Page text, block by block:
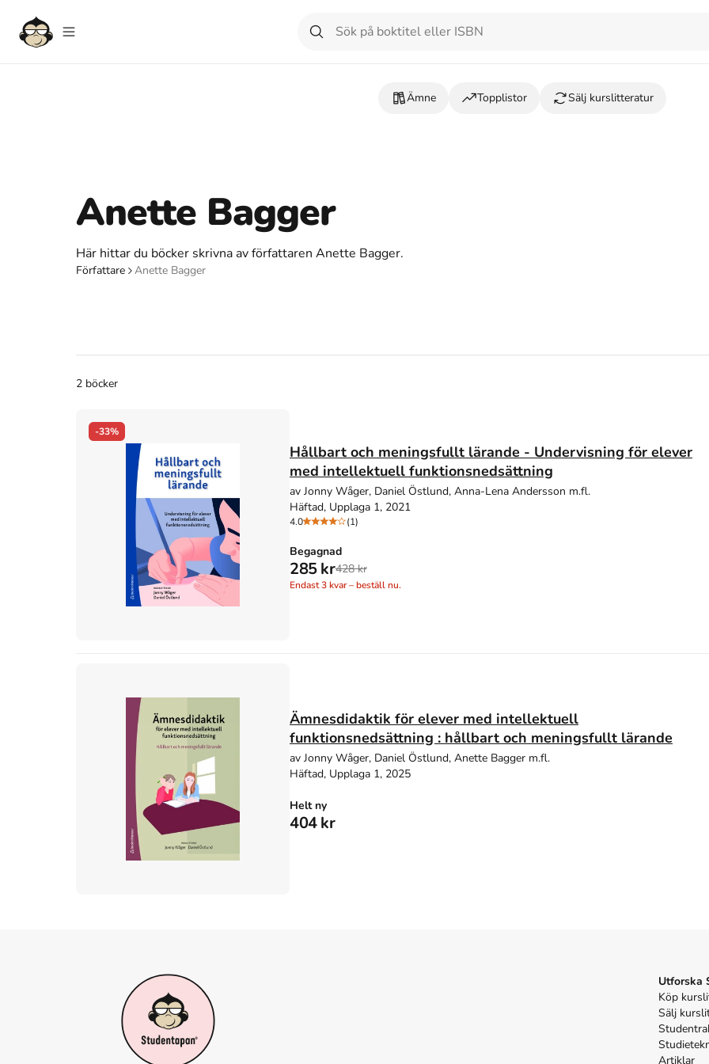
Ämne Topplistor Sälj kurslitteratur
Anette Bagger
Här hittar du böcker skrivna av författaren Anette Bagger.
Författare Anette Bagger
2 böcker
-33%
Hållbart och meningsfullt lärande - Undervisning för elever
med intellektuell funktionsnedsättning
av Jonny Wåger, Daniel Östlund, Anna-Lena Andersson m.fl.
Häftad, Upplaga 1, 2021
4.0 (1)
Begagnad
285 kr428 kr
Endast3kvar – beställ nu.
Ämnesdidaktik för elever med intellektuell
funktionsnedsättning : hållbart och meningsfullt lärande
av Jonny Wåger, Daniel Östlund, Anette Bagger m.fl.
Häftad, Upplaga 1, 2025
Helt ny
404 kr
Utforska
Köp
Sälj
Artiklar